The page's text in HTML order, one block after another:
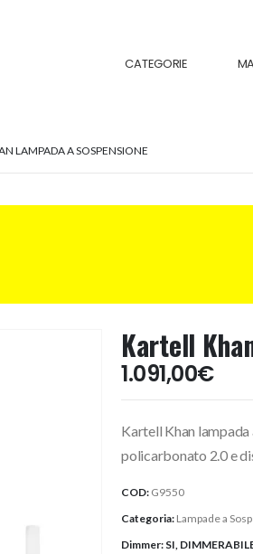
CATEGORIE
LAMPADA A SOSPENSIONE
Kartell
1.091,00€
Kartell Khan
policarbonato 2.0 e
COD: G9550
Categoria: Lampade a
Dimmer: SI,